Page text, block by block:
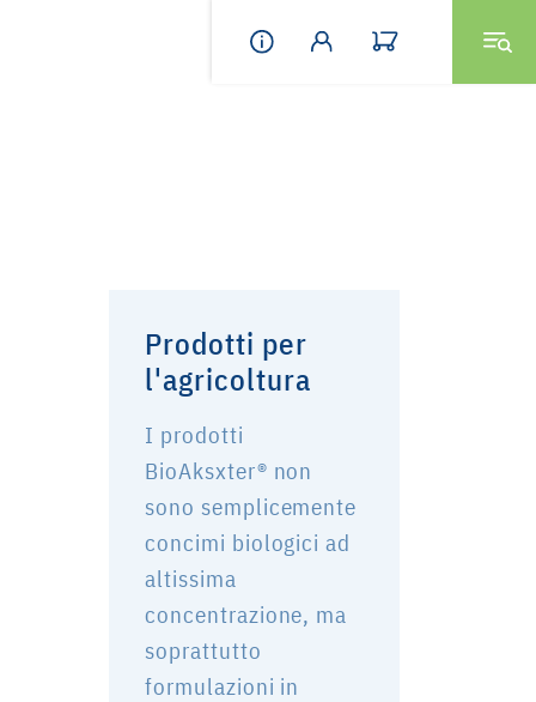
Prodotti per
l'agricoltura
I prodotti
BioAksxter® non
sono semplicemente
concimi biologici ad
altissima
concentrazione, ma
soprattutto
formulazioni in